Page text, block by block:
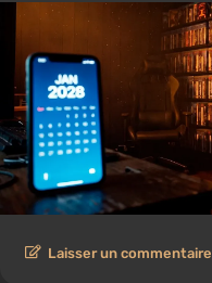
Laisser un commentaire